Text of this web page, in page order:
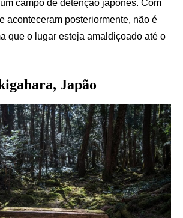
campo de detenção japonês. Com
aconteceram posteriormente, não é
que o lugar esteja amaldiçoado até o
Japão